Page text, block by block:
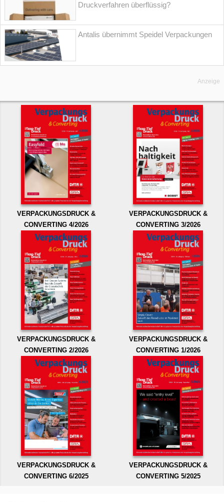
Druckverfahren überflüssig?
Antalis übernimmt Speidel Verpackungen
Anzeige
VERPACKUNGSDRUCK &
CONVERTING 4/2026
VERPACKUNGSDRUCK &
CONVERTING 3/2026
VERPACKUNGSDRUCK &
CONVERTING 2/2026
VERPACKUNGSDRUCK &
CONVERTING 1/2026
VERPACKUNGSDRUCK &
CONVERTING 6/2025
VERPACKUNGSDRUCK &
CONVERTING 5/2025